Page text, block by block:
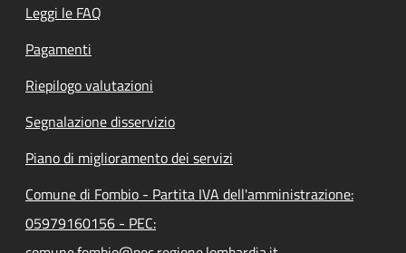
Leggi le FAQ
Pagamenti
Riepilogo valutazioni
Segnalazione disservizio
Piano di miglioramento dei servizi
Comune di Fombio - Partita IVA dell'amministrazione:
05979160156 - PEC: